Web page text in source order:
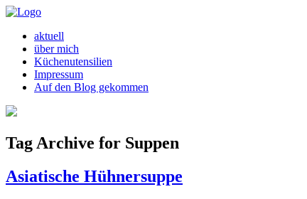
aktuell
über mich
Küchenutensilien
Impressum
Auf den Blog gekommen
Tag Archive for Suppen
Asiatische Hühnersuppe